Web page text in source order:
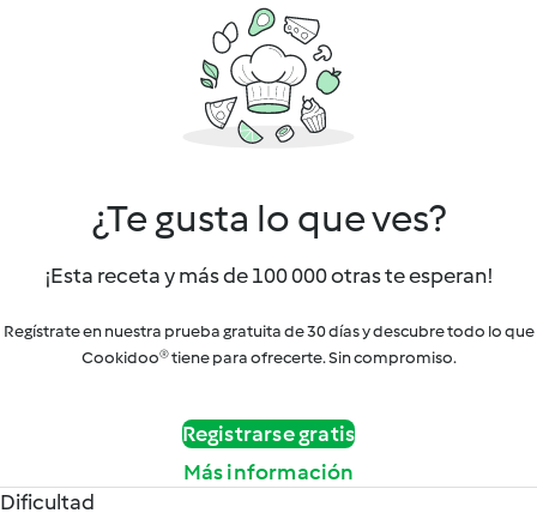
¿Te gusta lo que ves?
¡Esta receta y más de 100 000 otras te esperan!
Regístrate en nuestra prueba gratuita de 30 días y descubre todo lo que
Cookidoo® tiene para ofrecerte. Sin compromiso.
Registrarse gratis
Más información
Dificultad